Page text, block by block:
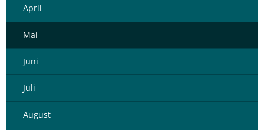
April
Mai
Juni
Juli
August